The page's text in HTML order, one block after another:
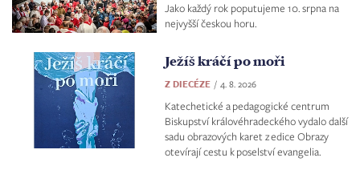
Jako každý rok poputujeme 10. srpna na
nejvyšší českou horu.
Ježíš kráčí po moři
Z DIECÉZE 4. 8. 2026
Katechetické a pedagogické centrum
Biskupství královéhradeckého vydalo další
sadu obrazových karet z edice Obrazy
otevírají cestu k poselství evangelia.